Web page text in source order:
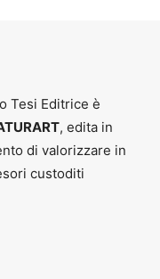
Tesi Editrice è
, edita in
di valorizzare in
custoditi